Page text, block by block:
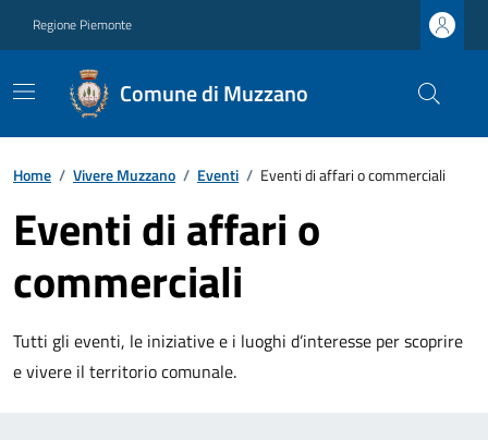
Regione Piemonte
Comune di Muzzano
Home / Vivere Muzzano / Eventi / Eventi di affari o commerciali
Eventi di affari o
commerciali
Tutti gli eventi, le iniziative e i luoghi d’interesse per scoprire
e vivere il territorio comunale.